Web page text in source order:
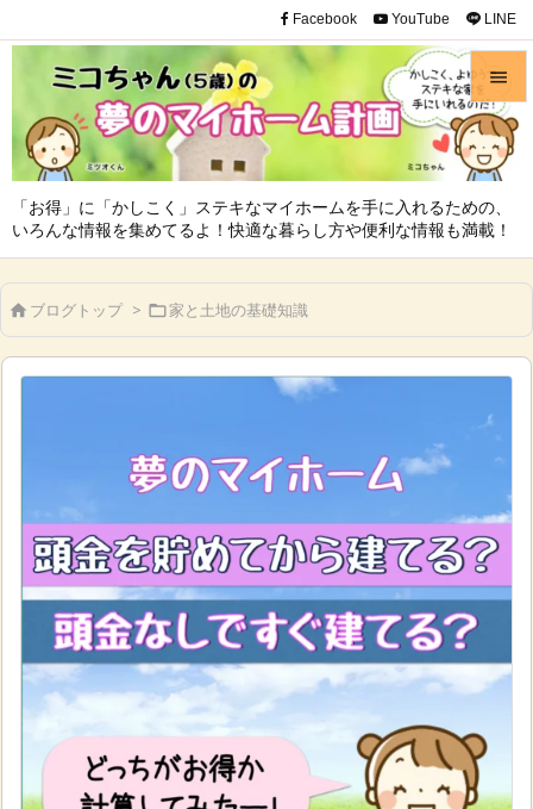
「お得」に「かしこく」ステキなマイホームを手に入れるための、
いろんな情報を集めてるよ！快適な暮らし方や便利な情報も満載！


メニュ

サイド

次へ

Facebook YouTube LINE
 ブログトップ > 家と土地の基礎知識